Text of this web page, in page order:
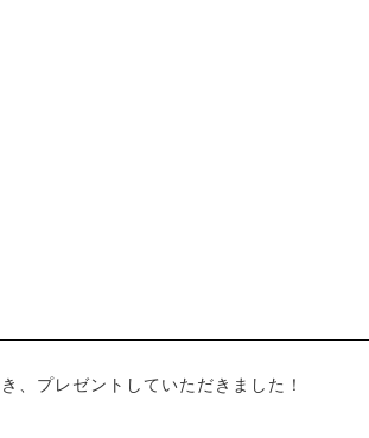
、プレゼントしていただきました！